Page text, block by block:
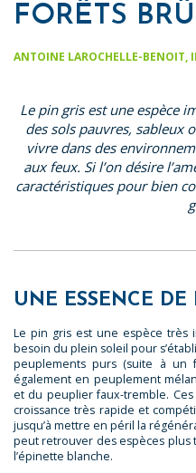
FORÊTS
ANTOINE LAROCHELLE-BENOIT,
Le pin gris est une espèce
des sols pauvres, sableux
vivre dans des
aux feux. Si l’on désire
caractéristiques pour bien
UNE ESSENCE DE
Le pin gris est une espèce très
besoin du plein soleil pour
peuplements purs (suite à un
également en peuplement
et du peuplier faux-tremble.
croissance très rapide et
jusqu’à mettre en péril la
peut retrouver des espèces plus
l’épinette blanche.